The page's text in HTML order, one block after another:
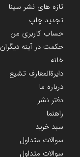
تازه های نشر سینا
تجدید چاپ
حساب کاربری من
حکمت در آینه دیگران
خانه
دایرة‌المعارف تشیع
درباره ما
دفتر نشر
راهنما
سبد خرید
سوالات متداول
سوالات متداول